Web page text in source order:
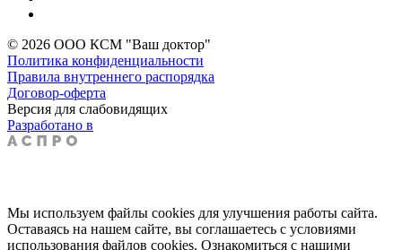
© 2026 ООО КСМ "Ваш доктор"
Политика конфиденциальности
Правила внутреннего распорядка
Договор-оферта
Версия для слабовидящих
Разработано в
Мы используем файлы cookies для улучшения работы сайта.
Оставаясь на нашем сайте, вы соглашаетесь с условиями
использования файлов cookies. Ознакомиться с нашими